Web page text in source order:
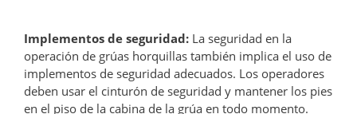
Implementos de seguridad: La seguridad en la
operación de grúas horquillas también implica el uso de
implementos de seguridad adecuados. Los operadores
deben usar el cinturón de seguridad y mantener los pies
en el piso de la cabina de la grúa en todo momento.